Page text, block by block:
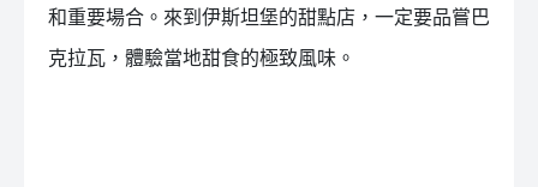
和重要場合。來到伊斯坦堡的甜點店，一定要品嘗巴
克拉瓦，體驗當地甜食的極致風味。